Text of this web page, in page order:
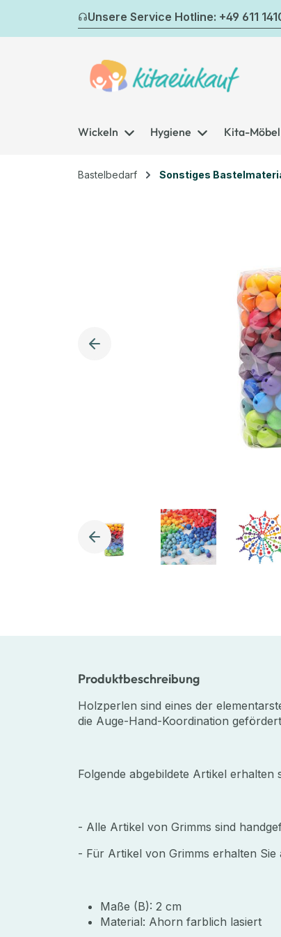
Hauptinhalt springen
Zur Suche springen
Zur Hauptnavigation springen
Unsere Service Hotline: +49 611
Wickeln Hygiene Kita-Möbel
Bastelbedarf Sonstiges
Produktbeschreibung
Holzperlen sind eines der
die Auge-Hand-Koordination
Folgende abgebildete Artikel erhalten
- Alle Artikel von Grimms sind
- Für Artikel von Grimms erhalten
Maße (B): 2 cm
Material: Ahorn farblich lasiert